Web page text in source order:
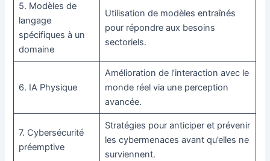
5. Modèles de
langage
spécifiques à un
domaine
Utilisation de modèles entraînés
pour répondre aux besoins
sectoriels.
6. IA Physique
Amélioration de l’interaction avec le
monde réel via une perception
avancée.
7. Cybersécurité
préemptive
Stratégies pour anticiper et prévenir
les cybermenaces avant qu’elles ne
surviennent.